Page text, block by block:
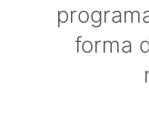
forma